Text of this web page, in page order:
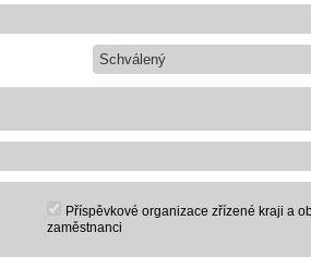
Schválený
Příspěvkové organizace zřízené kraji a
zaměstnanci